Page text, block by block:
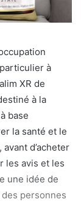
à
XR de
à la
base
la santé et le
d’acheter
les avis et les
une idée de
personnes